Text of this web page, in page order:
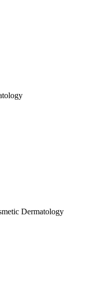
Dermatology